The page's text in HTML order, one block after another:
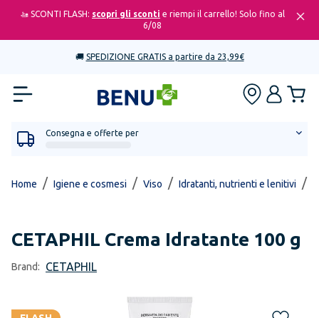
🚤 SCONTI FLASH: scopri gli sconti e riempi il carrello! Solo fino al
6/08
🚚 SPEDIZIONE GRATIS a partire da 23,99€
Consegna e offerte per
Home / Igiene e cosmesi / Viso / Idratanti, nutrienti e lenitivi /
CETAPHIL Crema Idratante 100 g
Brand: CETAPHIL